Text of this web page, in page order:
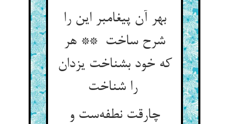
بهر آن پیغامبر این را
شرح ساخت ** هر
که خود بشناخت یزدان
را شناخت
چارقت نطفه‌ست و